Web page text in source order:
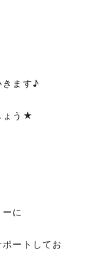
きます♪
ょう★
に
ートしてお